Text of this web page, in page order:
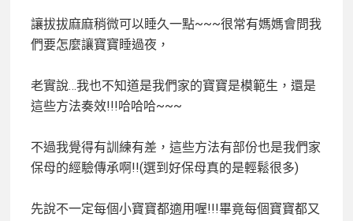
讓拔拔麻麻稍微可以睡久一點~~~很常有媽媽會問我
們要怎麼讓寶寶睡過夜，
老實說…我也不知道是我們家的寶寶是模範生，還是
這些方法奏效!!!哈哈哈~~~
不過我覺得有訓練有差，這些方法有部份也是我們家
保母的經驗傳承啊!!(選到好保母真的是輕鬆很多)
先說不一定每個小寶寶都適用喔!!!畢竟每個寶寶都又